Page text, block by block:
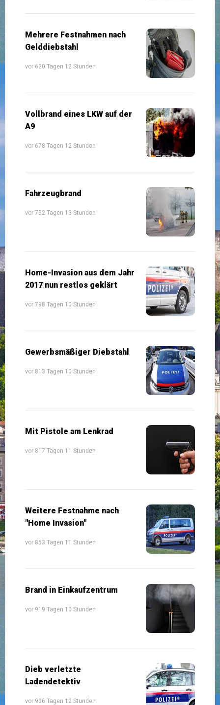
Mehrere Festnahmen nach
Gelddiebstahl
vor 620 Tagen 12 Stunden
Vollbrand eines LKW auf der
A9
vor 678 Tagen 12 Stunden
Fahrzeugbrand
vor 752 Tagen 13 Stunden
Home-Invasion aus dem Jahr
2017 nun restlos geklärt
vor 798 Tagen 10 Stunden
Gewerbsmäßiger Diebstahl
vor 813 Tagen 10 Stunden
Mit Pistole am Lenkrad
vor 817 Tagen 11 Stunden
Weitere Festnahme nach
"Home Invasion"
vor 853 Tagen 11 Stunden
Brand in Einkaufzentrum
vor 919 Tagen 10 Stunden
Dieb verletzte
Ladendetektiv
vor 936 Tagen 12 Stunden